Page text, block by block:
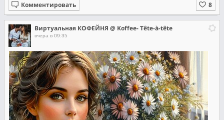
Комментировать
Виртуальная КОФЕЙНЯ @ Koffee- Tête-à-tête
вчера в 09:35